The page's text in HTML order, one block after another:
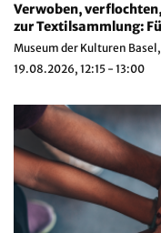
Verwoben,
zur Textilsammlung:
Museum der Kulturen
19.08.2026, 12:15 - 13:00